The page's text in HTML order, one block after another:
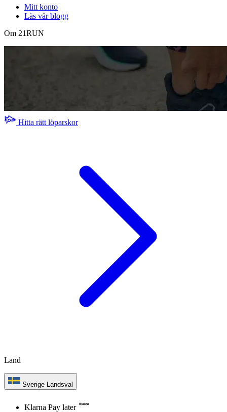
Mitt konto
Läs vår blogg
Om 21RUN
Hitta rätt löparskor
Land
Sverige Landsval
Klarna Pay later